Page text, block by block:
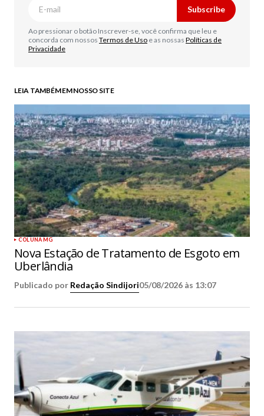
Subscribe
Ao pressionar o botão Inscrever-se, você confirma que leu e
concorda com nossos Termos de Uso e as nossas Políticas de
Privacidade
LEIA TAMBÉM EM NOSSO SITE
COLUNA MG
Nova Estação de Tratamento de Esgoto em
Uberlândia
Publicado por Redação Sindijori05/08/2026 às 13:07